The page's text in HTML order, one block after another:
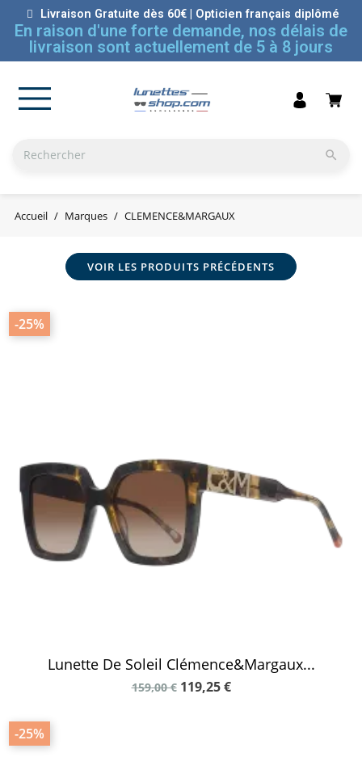
Livraison Gratuite dès 60€ | Opticien français diplômé
En raison d'une forte demande, nos délais de
livraison sont actuellement de 5 à 8 jours

Accueil Marques CLEMENCE&MARGAUX
VOIR LES PRODUITS PRÉCÉDENTS
-25%
Lunette De Soleil Clémence&Margaux...
159,00 € 119,25 €
-25%